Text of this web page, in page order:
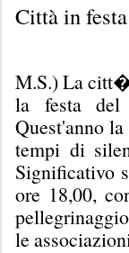
Città in
M.S.) La
la festa del
Quest'anno
tempi di
Significativo
ore 18,00,
le